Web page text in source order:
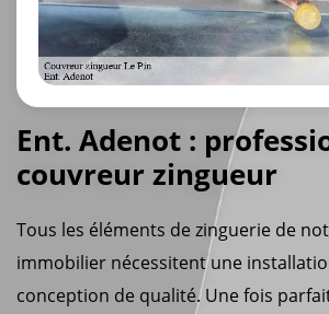
Ent. Adenot :
couvreur zingueur
Tous les éléments de zinguerie de
immobilier nécessitent une
conception de qualité. Une fois